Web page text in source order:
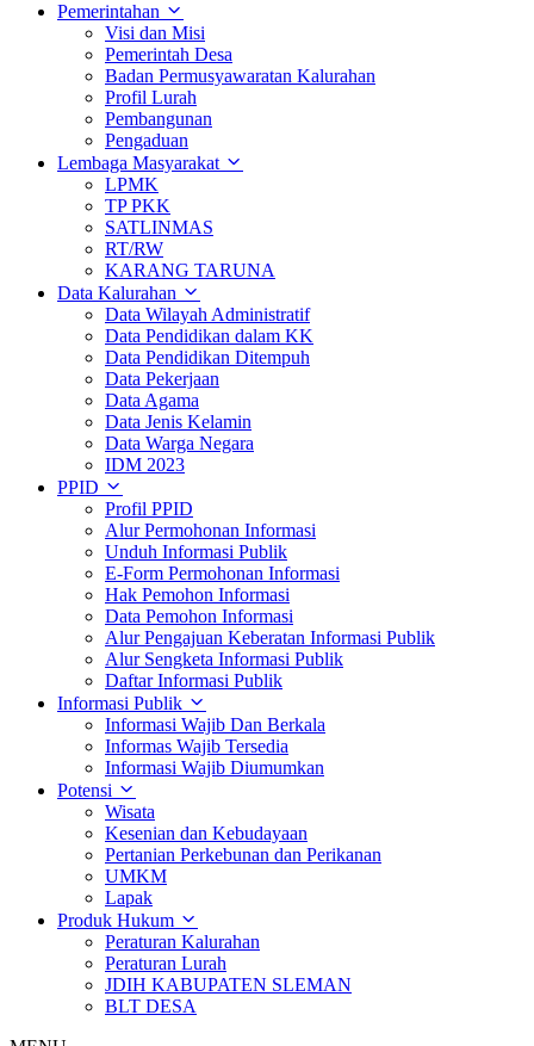
Pemerintahan
Visi dan Misi
Pemerintah Desa
Badan Permusyawaratan Kalurahan
Profil Lurah
Pembangunan
Pengaduan
Lembaga Masyarakat
LPMK
TP PKK
SATLINMAS
RT/RW
KARANG TARUNA
Data Kalurahan
Data Wilayah Administratif
Data Pendidikan dalam KK
Data Pendidikan Ditempuh
Data Pekerjaan
Data Agama
Data Jenis Kelamin
Data Warga Negara
IDM 2023
PPID
Profil PPID
Alur Permohonan Informasi
Unduh Informasi Publik
E-Form Permohonan Informasi
Hak Pemohon Informasi
Data Pemohon Informasi
Alur Pengajuan Keberatan Informasi Publik
Alur Sengketa Informasi Publik
Daftar Informasi Publik
Informasi Publik
Informasi Wajib Dan Berkala
Informas Wajib Tersedia
Informasi Wajib Diumumkan
Potensi
Wisata
Kesenian dan Kebudayaan
Pertanian Perkebunan dan Perikanan
UMKM
Lapak
Produk Hukum
Peraturan Kalurahan
Peraturan Lurah
JDIH KABUPATEN SLEMAN
BLT DESA